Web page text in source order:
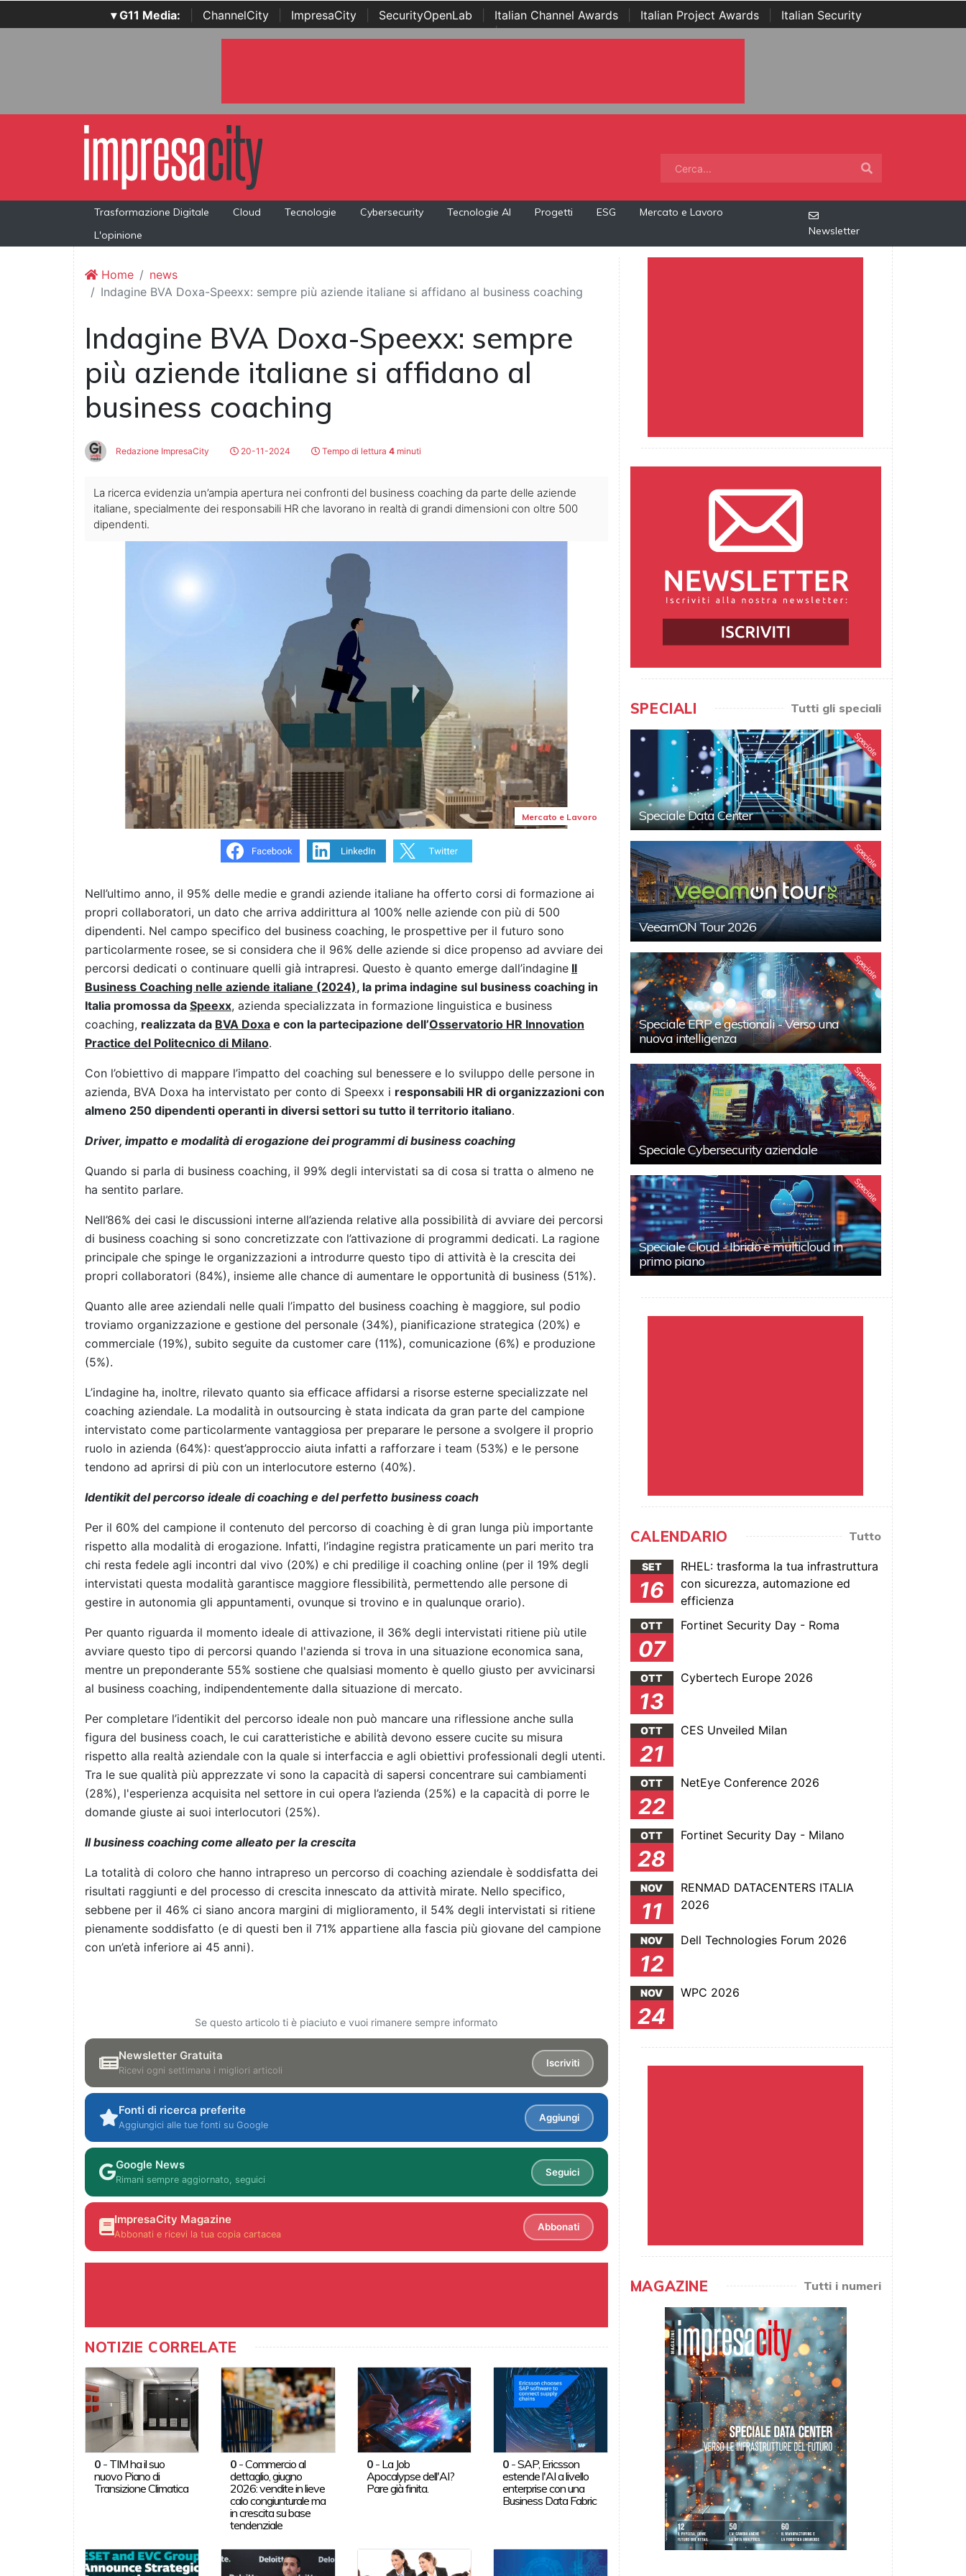
▾ G11 Media: ChannelCity ImpresaCity SecurityOpenLab Italian Channel Awards Italian Project Awards
Italian Security
Awards | ...
Trasformazione Digitale Cloud Tecnologie Cybersecurity Tecnologie AI Progetti ESG
Mercato e Lavoro
L'opinione
Newsletter
Home
news
Indagine BVA Doxa-Speexx: sempre più aziende italiane si affidano al business coaching
Indagine BVA Doxa-Speexx: sempre
più aziende italiane si affidano al
business coaching
Redazione ImpresaCity 20-11-2024 Tempo di lettura 4 minuti
La ricerca evidenzia un’ampia apertura nei confronti del business coaching da parte delle aziende
italiane, specialmente dei responsabili HR che lavorano in realtà di grandi dimensioni con oltre 500
dipendenti.
Mercato e Lavoro
Nell’ultimo anno, il 95% delle medie e grandi aziende italiane ha offerto corsi di formazione ai
propri collaboratori, un dato che arriva addirittura al 100% nelle aziende con più di 500
dipendenti. Nel campo specifico del business coaching, le prospettive per il futuro sono
particolarmente rosee, se si considera che il 96% delle aziende si dice propenso ad avviare dei
percorsi dedicati o continuare quelli già intrapresi. Questo è quanto emerge dall’indagine Il
Business Coaching nelle aziende italiane (2024), la prima indagine sul business coaching in
Italia promossa da Speexx, azienda specializzata in formazione linguistica e business
coaching, realizzata da BVA Doxa e con la partecipazione dell’Osservatorio HR Innovation
Practice del Politecnico di Milano.
Con l’obiettivo di mappare l’impatto del coaching sul benessere e lo sviluppo delle persone in
azienda, BVA Doxa ha intervistato per conto di Speexx i responsabili HR di organizzazioni con
almeno 250 dipendenti operanti in diversi settori su tutto il territorio italiano.
Driver, impatto e modalità di erogazione dei programmi di business coaching
Quando si parla di business coaching, il 99% degli intervistati sa di cosa si tratta o almeno ne
ha sentito parlare.
Nell’86% dei casi le discussioni interne all’azienda relative alla possibilità di avviare dei percorsi
di business coaching si sono concretizzate con l’attivazione di programmi dedicati. La ragione
principale che spinge le organizzazioni a introdurre questo tipo di attività è la crescita dei
propri collaboratori (84%), insieme alle chance di aumentare le opportunità di business (51%).
Quanto alle aree aziendali nelle quali l’impatto del business coaching è maggiore, sul podio
troviamo organizzazione e gestione del personale (34%), pianificazione strategica (20%) e
commerciale (19%), subito seguite da customer care (11%), comunicazione (6%) e produzione
(5%).
L’indagine ha, inoltre, rilevato quanto sia efficace affidarsi a risorse esterne specializzate nel
coaching aziendale. La modalità in outsourcing è stata indicata da gran parte del campione
intervistato come particolarmente vantaggiosa per preparare le persone a svolgere il proprio
ruolo in azienda (64%): quest’approccio aiuta infatti a rafforzare i team (53%) e le persone
tendono ad aprirsi di più con un interlocutore esterno (40%).
Identikit del percorso ideale di coaching e del perfetto business coach
Per il 60% del campione il contenuto del percorso di coaching è di gran lunga più importante
rispetto alla modalità di erogazione. Infatti, l’indagine registra praticamente un pari merito tra
chi resta fedele agli incontri dal vivo (20%) e chi predilige il coaching online (per il 19% degli
intervistati questa modalità garantisce maggiore flessibilità, permettendo alle persone di
gestire in autonomia gli appuntamenti, ovunque si trovino e in qualunque orario).
Per quanto riguarda il momento ideale di attivazione, il 36% degli intervistati ritiene più utile
avviare questo tipo di percorsi quando l'azienda si trova in una situazione economica sana,
mentre un preponderante 55% sostiene che qualsiasi momento è quello giusto per avvicinarsi
al business coaching, indipendentemente dalla situazione di mercato.
Per completare l’identikit del percorso ideale non può mancare una riflessione anche sulla
figura del business coach, le cui caratteristiche e abilità devono essere cucite su misura
rispetto alla realtà aziendale con la quale si interfaccia e agli obiettivi professionali degli utenti.
Tra le sue qualità più apprezzate vi sono la capacità di sapersi concentrare sui cambiamenti
(28%), l'esperienza acquisita nel settore in cui opera l’azienda (25%) e la capacità di porre le
domande giuste ai suoi interlocutori (25%).
Il business coaching come alleato per la crescita
La totalità di coloro che hanno intrapreso un percorso di coaching aziendale è soddisfatta dei
risultati raggiunti e del processo di crescita innescato da attività mirate. Nello specifico,
sebbene per il 46% ci siano ancora margini di miglioramento, il 54% degli intervistati si ritiene
pienamente soddisfatto (e di questi ben il 71% appartiene alla fascia più giovane del campione
con un’età inferiore ai 45 anni).
Se questo articolo ti è piaciuto e vuoi rimanere sempre informato
Newsletter Gratuita
Ricevi ogni settimana i migliori articoli
Iscriviti
Fonti di ricerca preferite
Aggiungici alle tue fonti su Google
Aggiungi
Google News
Rimani sempre aggiornato, seguici
Seguici
ImpresaCity Magazine
Abbonati e ricevi la tua copia cartacea
Abbonati
NOTIZIE CORRELATE
0- TIM ha il suo
nuovo Piano di
Transizione Climatica
0 -Commercio al
dettaglio, giugno
2026: vendite in lieve
calo congiunturale ma
in crescita su base
tendenziale
0- La Job
Apocalypse dell'AI?
Pare già finita.
0 -SAP, Ericsson
estende l'AI a livello
enterprise con una
Business Data Fabric
SPECIALI Tutti gli speciali
Speciale
Speciale Data Center
Speciale
VeeamON Tour 2026
Speciale
Speciale ERP e gestionali - Verso una
nuova intelligenza
Speciale
Speciale Cybersecurity aziendale
Speciale
Speciale Cloud - Ibrido e multicloud in
primo piano
CALENDARIO Tutto
SET
16
RHEL: trasforma la tua infrastruttura
con sicurezza, automazione ed
efficienza
OTT
07
Fortinet Security Day - Roma
OTT
13
Cybertech Europe 2026
OTT
21
CES Unveiled Milan
OTT
22
NetEye Conference 2026
OTT
28
Fortinet Security Day - Milano
NOV
11
RENMAD DATACENTERS ITALIA
2026
NOV
12
Dell Technologies Forum 2026
NOV
24
WPC 2026
MAGAZINE Tutti i numeri